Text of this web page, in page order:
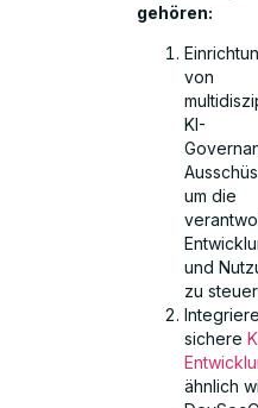
gehören:
von
KI-
um die
und
zu
sichere
ähnlich